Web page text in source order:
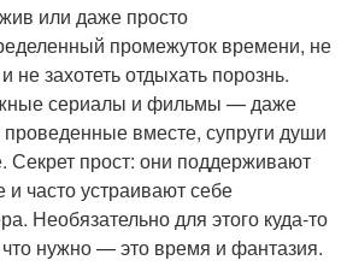
или даже просто
промежуток времени, не
не захотеть отдыхать порознь.
сериалы и фильмы — даже
вместе, супруги души
Секрет прост: они поддерживают
часто устраивают себе
Необязательно для этого куда-то
нужно — это время и фантазия.